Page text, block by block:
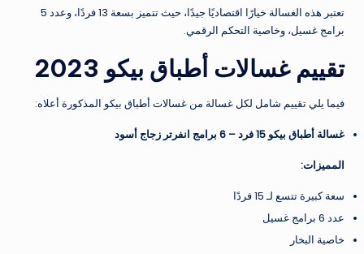
تعتبر هذه الغسالة خيارًا اقتصاديًا جيدًا، حيث تتميز بسعة 13 فردًا، وعدد 5
برامج غسيل، وخاصية التحكم الرقمي.
تقييم غسالات أطباق بيكو 2023
فيما يلي تقييم شامل لكل غسالة من غسالات أطباق بيكو المذكورة أعلاه:
غسالة أطباق بيكو 15 فرد – 6 برامج انفرتر زجاج أسود
المميزات:
سعة كبيرة تتسع لـ 15 فردًا
عدد 6 برامج غسيل
خاصية البخار